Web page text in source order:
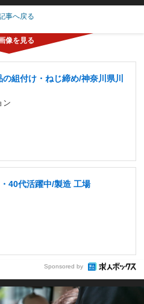
事へ戻る
組付け・ねじ締め/神奈川県川
ン
40代活躍中/製造 工場
Sponsored by